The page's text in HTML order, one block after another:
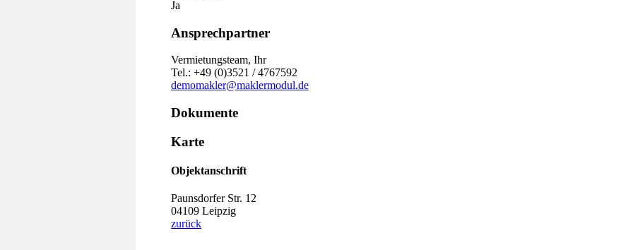
Ja
Ansprechpartner
Vermietungsteam, Ihr
Tel.: +49 (0)3521 / 4767592
demomakler@maklermodul.de
Dokumente
Karte
Objektanschrift
Paunsdorfer Str. 12
04109 Leipzig
zurück